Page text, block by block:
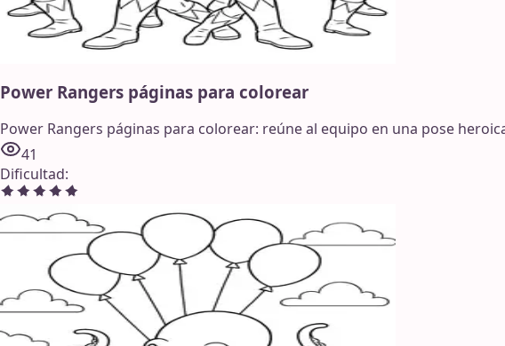
Power Rangers páginas para colorear
Power Rangers páginas para colorear: reúne al equipo en una pose
41
Dificultad: